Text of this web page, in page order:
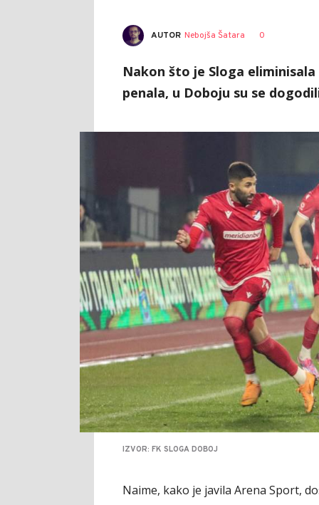
AUTOR Nebojša Šatara 0
Nakon što je Sloga
penala, u Doboju su se
IZVOR: FK SLOGA DOBOJ
Naime, kako je javila Arena Sport,